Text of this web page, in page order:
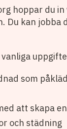
hoppar du
Du kan
som
att skapa
och städning